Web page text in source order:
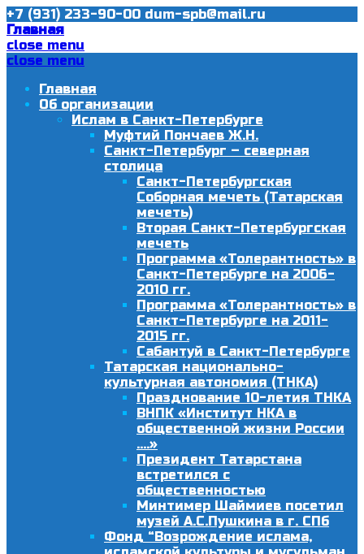
+7 (931) 233-90-00 dum-spb@mail.ru
Главная
close menu
close menu
Главная
Об организации
Ислам в Санкт-Петербурге
Муфтий Пончаев Ж.Н.
Санкт-Петербург – северная
столица
Санкт-Петербургская
Соборная мечеть (Татарская
мечеть)
Вторая Санкт-Петербургская
мечеть
Программа «Толерантность» в
Санкт-Петербурге на 2006-
2010 гг.
Программа «Толерантность» в
Санкт-Петербурге на 2011-
2015 гг.
Сабантуй в Санкт-Петербурге
Татарская национально-
культурная автономия (ТНКА)
Празднование 10-летия ТНКА
ВНПК «Институт НКА в
общественной жизни России
….»
Президент Татарстана
встретился с
общественностью
Минтимер Шаймиев посетил
музей А.С.Пушкина в г. СПб
Фонд “Возрождение ислама,